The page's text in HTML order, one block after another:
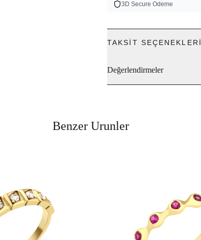
3D Secure Odeme
TAKSIT SEÇENEKLERI
Değerlendirmeler
Benzer Urunler